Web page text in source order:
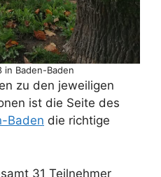
in Baden-Baden
zu den jeweiligen
ist die Seite des
Baden die richtige
31 Teilnehmer